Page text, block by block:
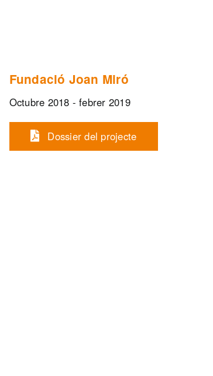
Fundació Joan Miró
Octubre 2018 - febrer 2019
Dossier del projecte